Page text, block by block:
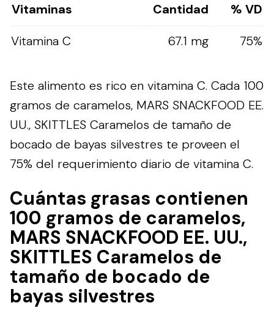
Vitaminas Cantidad
% VD
Vitamina C
67.1 mg 75%
Este alimento es rico en vitamina C. Cada 100
gramos de caramelos, MARS SNACKFOOD EE.
UU., SKITTLES Caramelos de tamaño de
bocado de bayas silvestres te proveen el
75% del requerimiento diario de vitamina C.
Cuántas grasas contienen
100 gramos de caramelos,
MARS SNACKFOOD EE. UU.,
SKITTLES Caramelos de
tamaño de bocado de
bayas silvestres